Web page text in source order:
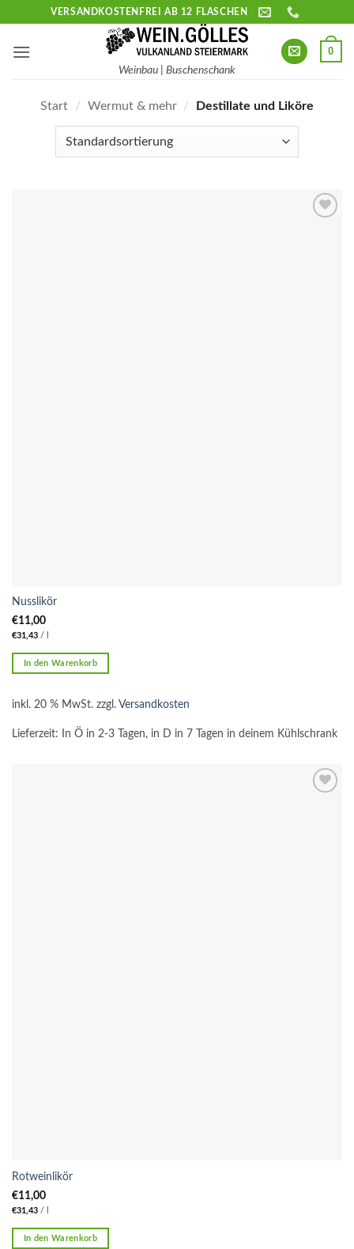
springen
VERSANDKOSTENFREI AB 12 FLASCHEN
Weinbau | Buschenschank
0
Start / Wermut & mehr / Destillate und Liköre
Nusslikör
€11,00
€31,43/
In den Warenkorb
inkl. 20 % MwSt. zzgl. Versandkosten
Lieferzeit: In Ö in 2-3 Tagen, in D in 7 Tagen in deinem Kühlschrank
Rotweinlikör
€11,00
€31,43/
In den Warenkorb